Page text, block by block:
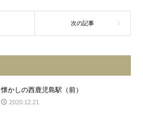
懐かしの西鹿児島駅（前）
2020.12.21